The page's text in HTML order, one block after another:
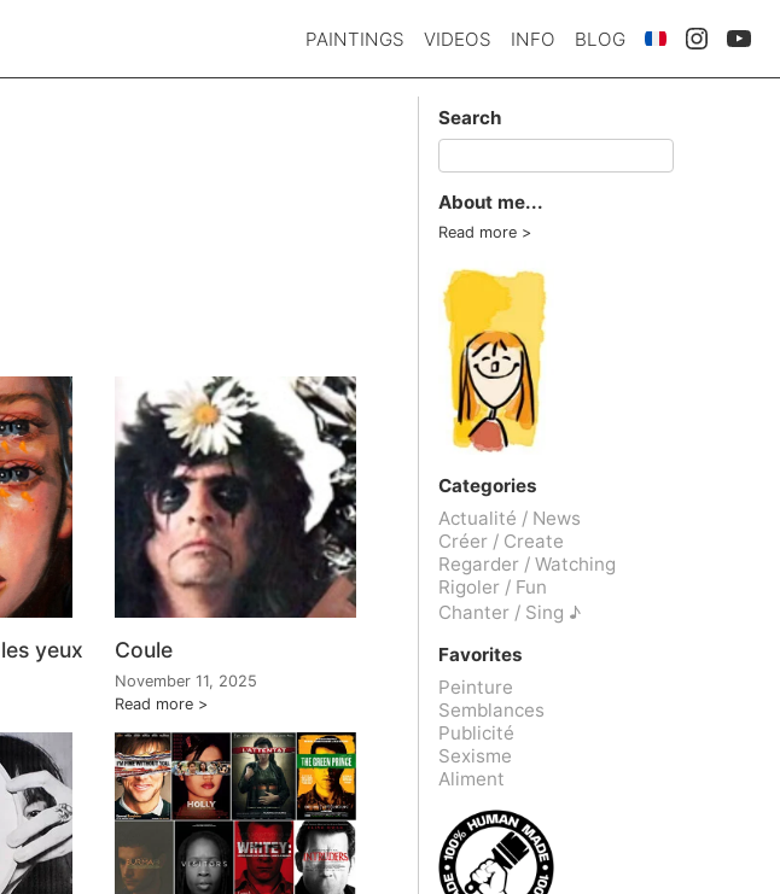
PAINTINGS VIDEOS INFO BLOG
yeux Coule
November 11, 2025
Read more
Search
About me...
Read more
Categories
Actualité / News
Créer / Create
Regarder / Watching
Rigoler / Fun
Chanter / Sing ♪
Favorites
Peinture
Semblances
Publicité
Sexisme
Aliment